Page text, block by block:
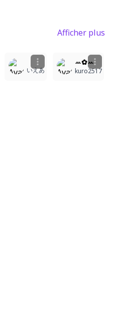
Afficher plus
いえあ
ꕀ✿ꕀ
kuro2517